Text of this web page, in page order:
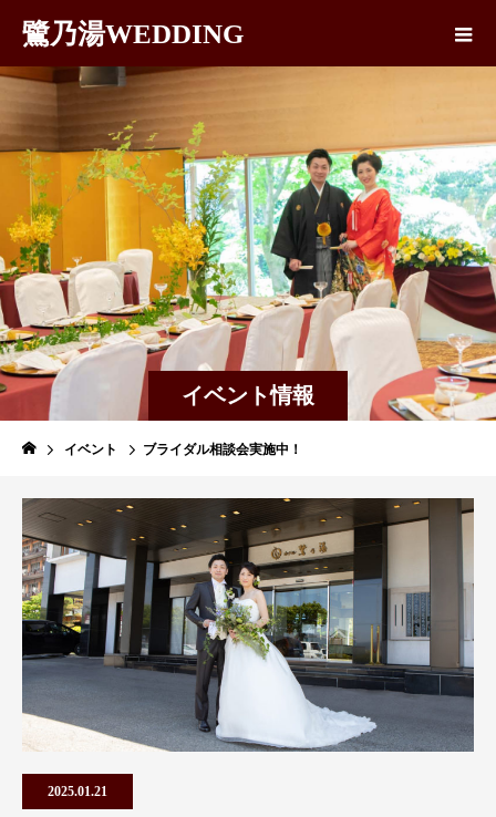
鷺乃湯WEDDING
イベント情報
イベント ブライダル相談会実施中！
2025.01.21